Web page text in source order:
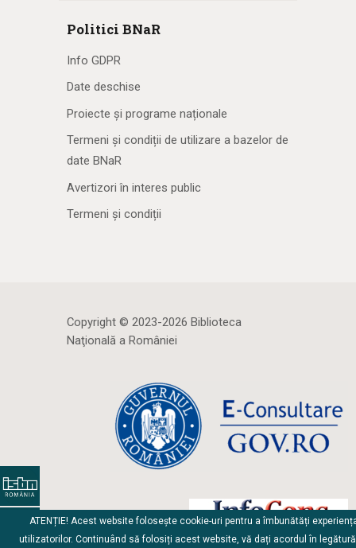
Politici BNaR
Info GDPR
Date deschise
Proiecte și programe naționale
Termeni și condiții de utilizare a bazelor de
date BNaR
Avertizori în interes public
Termeni și condiții
Copyright © 2023-2026 Biblioteca
Naţională a României
ATENȚIE! Acest website folosește cookie-uri pentru a îmbunătăți
utilizatorilor. Continuând să folosiți acest website, vă dați acordul în